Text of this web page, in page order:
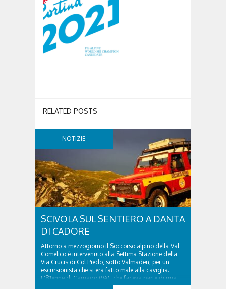
RELATED POSTS
NOTIZIE
SCIVOLA SUL SENTIERO A DANTA
DI CADORE
Attorno a mezzogiorno il Soccorso alpino della Val
Comelico è intervenuto alla Settima Stazione della
Via Crucis di Col Piedo, sotto Valmaden, per un
escursionista che si era fatto male alla caviglia.
L'81enne di Carnago (VA), che faceva parte di una
comitiva e aveva riportato un trauma...